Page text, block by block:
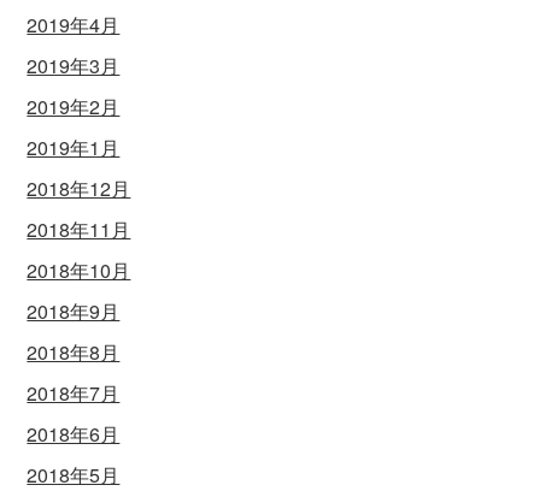
2019年4月
2019年3月
2019年2月
2019年1月
2018年12月
2018年11月
2018年10月
2018年9月
2018年8月
2018年7月
2018年6月
2018年5月